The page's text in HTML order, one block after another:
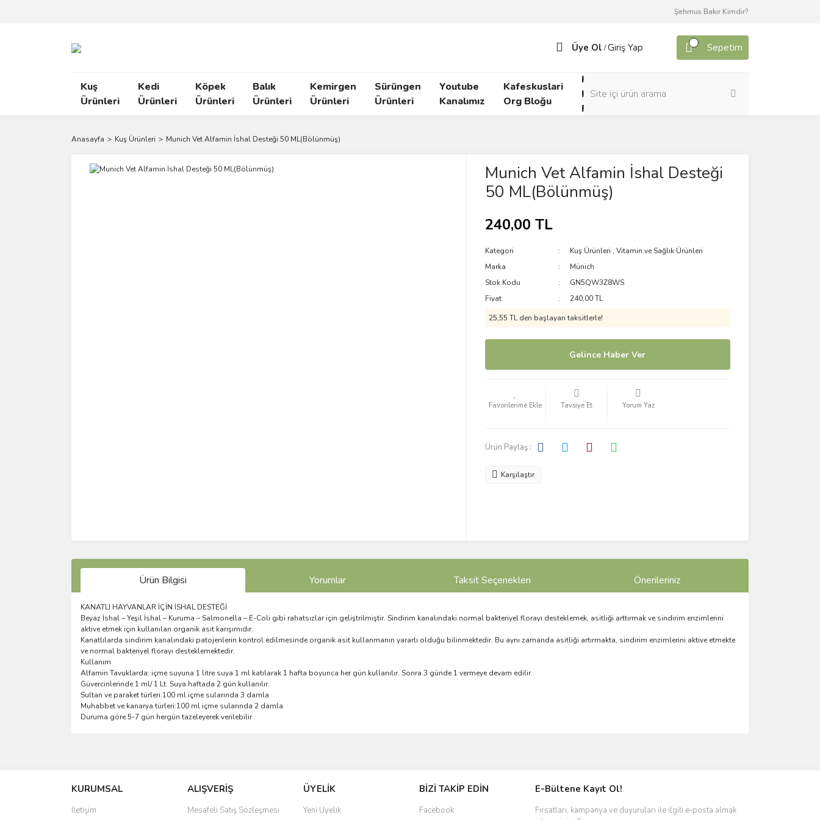
Şehmus Bakır Kimdir?
Üye Ol /Giriş Yap Sepetim
Kuş
Ürünleri
Kedi
Ürünleri
Köpek
Ürünleri
Balık
Ürünleri
Kemirgen
Ürünleri
Sürüngen
Ürünleri
Youtube
Kanalımız
Kafeskuslari
Org Bloğu
Kafes
Kuşları
Forumu
Yem
Anasayfa Kuş Ürünleri Munich Vet Alfamin İshal Desteği 50 ML(Bölünmüş)
Munich Vet Alfamin İshal Desteği
50 ML(Bölünmüş)
240,00 TL
Kategori Kuş Ürünleri ,Vitamin ve Sağlık Ürünleri
Marka
Münich
Stok Kodu
GN5QW3Z8WS
Fiyat
240,00 TL
25,55 TL den başlayan taksitlerle!
Gelince Haber Ver
Tavsiye Et Yorum Yaz
Ürün Paylaş :
Karşılaştır
Ürün Bilgisi Yorumlar Taksit Seçenekleri Önerileriniz
KANATLI HAYVANLAR İÇİN İSHAL DESTEĞİ
Beyaz İshal – Yeşil İshal – Kuruma – Salmonella – E-Coli gibi rahatsızlar için geliştrilmiştir. Sindirim kanalındaki normal bakteriyel florayı desteklemek, asitliği arttırmak ve sindirim enzimlerini
aktive etmek için kullanılan organik asit karışımıdır.
Kanatlılarda sindirim kanalındaki patojenlerin kontrol edilmesinde organik asit kullanmanın yararlı olduğu bilinmektedir. Bu aynı zamanda asitliği artırmakta, sindirim enzimlerini aktive etmekte
ve normal bakteriyel florayı desteklemektedir.
Kullanım
Alfamin Tavuklarda: içme suyuna 1 litre suya 1 ml katılarak 1 hafta boyunca her gün kullanılır. Sonra 3 günde 1 vermeye devam edilir.
Güvercinlerinde 1 ml/ 1 Lt. Suya haftada 2 gün kullanılır.
Sultan ve paraket türleri:100 ml içme sularında 3 damla
Muhabbet ve kanarya türleri:100 ml içme sularında 2 damla
Duruma göre 5-7 gün hergün tazeleyerek verilebilir
Ürün resmi kalitesiz, bozuk veya görüntülenemiyor.
Ürün açıklamasında eksik bilgiler bulunuyor.
KURUMSAL
İletişim
ALIŞVERİŞ
Mesafeli Satış Sözleşmesi
ÜYELİK
Yeni Üyelik
BİZİ TAKİP EDİN
Facebook
E-Bültene Kayıt Ol!
Fırsatları, kampanya ve duyuruları ile ilgili e-posta almak